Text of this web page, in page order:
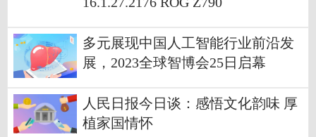
多元展现中国人工智能行业前沿发
展，2023全球智博会25日启幕
人民日报今日谈：感悟文化韵味 厚
植家国情怀